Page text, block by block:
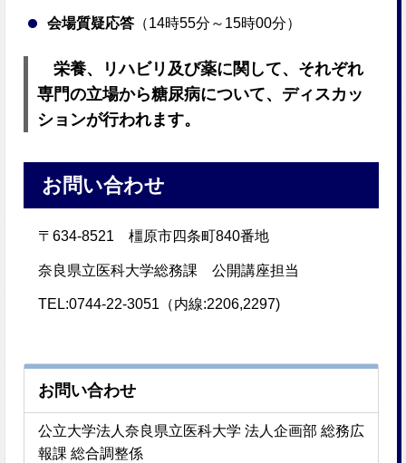
会場質疑応答 （14時55分～15時00分）
栄養、リハビリ及び薬に関して、それぞれ
専門の立場から糖尿病について、ディスカッ
ションが行われます。
お問い合わせ
〒634-8521 橿原市四条町840番地
奈良県立医科大学総務課 公開講座担当
TEL:0744-22-3051（内線:2206,2297)
お問い合わせ
公立大学法人奈良県立医科大学 法人企画部 総務広
報課 総合調整係